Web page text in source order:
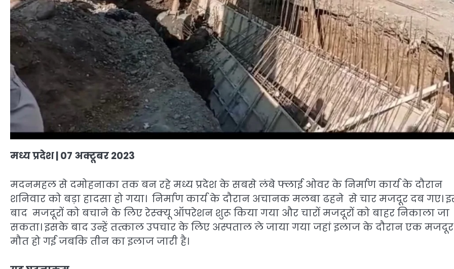
मध्य प्रदेश| 07 अक्टूबर2023
मदनमहल से दमोहनाका तक बन रहे मध्य प्रदेश के सबसे लंबे फ्लाई ओवर के निर्माण कार्य के दौरान
शनिवार को बड़ा हादसा हो गया। निर्माण कार्य के दौरान अचानक मलबा ढहने से चार मजदूर दब गए।
बाद मजदूरों को बचाने के लिए रेस्क्यू ऑपरेशन शुरू किया गया और चारों मजदूरों को बाहर निकाला जा
सकता। इसके बाद उन्हें तत्काल उपचार के लिए अस्पताल ले जाया गया जहां इलाज के दौरान एक
मौत हो गई जबकि तीन का इलाज जारी है।